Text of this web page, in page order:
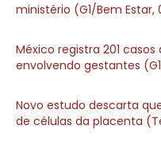
ministério (G1/Bem Estar,
México registra 201
envolvendo gestantes
Novo estudo descarta
de células da placenta